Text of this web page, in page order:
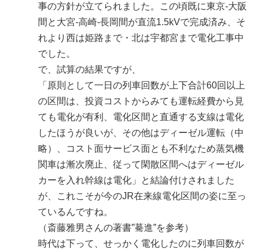
事の方針が立てられました。この頃既に東京-大阪
間と大宮‐高崎‐長岡間が直流1.5kVで完成済み、そ
れより西は姫路まで・北は宇都宮まで電化工事中
でした。
で、試算の結果ですが、
「原則として一日の列車回数が上下合計60回以上
の区間は、投資コストからみても運転経費から見
ても電化が有利、電化区間と直通する支線は電化
したほうが良いが、その他はディーゼル運転（中
略）、コスト面サービス面とも不利なため蒸気機
関車は漸次廃止、従って閑散区間へはディーゼル
カーを入れ幹線は電化」と結論付けされました
が、これこそが今のJR在来線電化区間の姿に至っ
ているんですね。
（斎藤雅男さんの著書”驀進”を参考）
時代は下って、せっかく電化したのに列車回数が